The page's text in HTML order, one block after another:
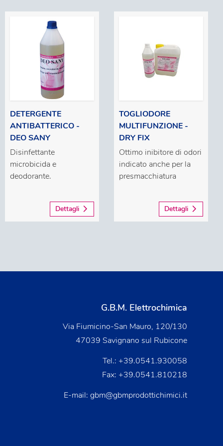
DETERGENTE
ANTIBATTERICO -
DEO SANY
Disinfettante
microbicida e
deodorante.
Dettagli
TOGLIODORE
MULTIFUNZIONE -
DRY FIX
Ottimo inibitore di odori
indicato anche per la
presmacchiatura
Dettagli
G.B.M. Elettrochimica
Via Fiumicino-San Mauro, 120/130
47039 Savignano sul Rubicone
Tel.: +39.0541.930058
Fax: +39.0541.810218
E-mail: gbm@gbmprodottichimici.it